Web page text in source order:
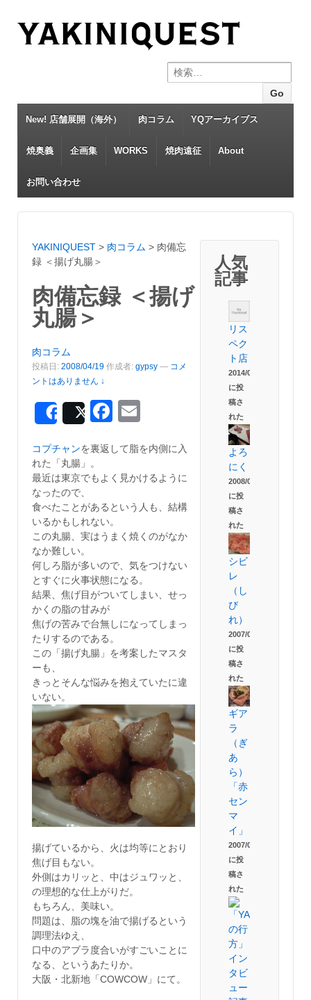
Search for:
New! 店舗展開（海外） 肉コラム YQアーカイブス
焼奥義 企画集 WORKS 焼肉遠征 About
お問い合わせ
YAKINIQUEST > 肉コラム > 肉備忘
録 ＜揚げ丸腸＞
肉備忘録 ＜揚げ
丸腸＞
肉コラム
投稿日: 2008/04/19 作成者: gypsy — コメ
ントはありません ↓
SharePostFacebook
コプチャンを裏返して脂を内側に入
れた「丸腸」。
最近は東京でもよく見かけるように
なったので、
食べたことがあるという人も、結構
いるかもしれない。
この丸腸、実はうまく焼くのがなか
なか難しい。
何しろ脂が多いので、気をつけない
とすぐに火事状態になる。
結果、焦げ目がついてしまい、せっ
かくの脂の甘みが
焦げの苦みで台無しになってしまっ
たりするのである。
この「揚げ丸腸」を考案したマスタ
ーも、
きっとそんな悩みを抱えていたに違
いない。
揚げているから、火は均等にとおり
焦げ目もない。
外側はカリッと、中はジュワッと、
の理想的な仕上がりだ。
もちろん、美味い。
問題は、脂の塊を油で揚げるという
調理法ゆえ、
口中のアブラ度合いがすごいことに
なる、というあたりか。
大阪・北新地「COWCOW」にて。
人気
記事
リス
ペク
ト店
2014/06/06
に投
稿さ
れた
よろ
にく
2008/04/03
に投
稿さ
れた
シビ
レ
（し
び
れ）
2007/09/02
に投
稿さ
れた
ギア
ラ
（ぎ
あ
ら）
「赤
セン
マ
イ」
2007/09/02
に投
稿さ
れた